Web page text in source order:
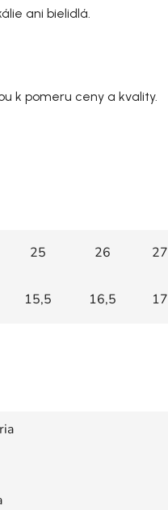
ani bielidlá.
k pomeru ceny a kvality.
25 26 27
15,5 16,5 17